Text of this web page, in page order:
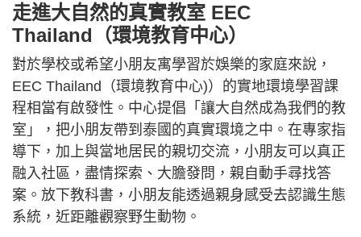
走進大自然的真實教室 EEC
Thailand（環境教育中心）
對於學校或希望小朋友寓學習於娛樂的家庭來說，
EEC Thailand（環境教育中心)）的實地環境學習課
程相當有啟發性。中心提倡「讓大自然成為我們的教
室」，把小朋友帶到泰國的真實環境之中。在專家指
導下，加上與當地居民的親切交流，小朋友可以真正
融入社區，盡情探索、大膽發問，親自動手尋找答
案。放下教科書，小朋友能透過親身感受去認識生態
系統，近距離觀察野生動物。